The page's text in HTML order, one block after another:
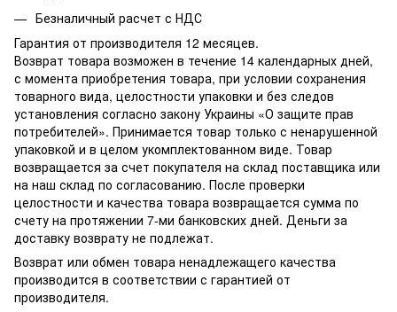
Безналичный расчет с НДС
Гарантия от производителя 12 месяцев.
Возврат товара возможен в течение 14 календарных дней,
с момента приобретения товара, при условии сохранения
товарного вида, целостности упаковки и без следов
установления согласно закону Украины «О защите прав
потребителей». Принимается товар только с ненарушенной
упаковкой и в целом укомплектованном виде. Товар
возвращается за счет покупателя на склад поставщика или
на наш склад по согласованию. После проверки
целостности и качества товара возвращается сумма по
счету на протяжении 7-ми банковских дней. Деньги за
доставку возврату не подлежат.
Возврат или обмен товара ненадлежащего качества
производится в соответствии с гарантией от
производителя.